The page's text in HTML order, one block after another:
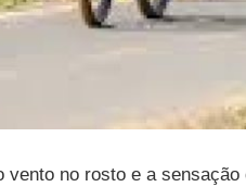
vento no rosto e a